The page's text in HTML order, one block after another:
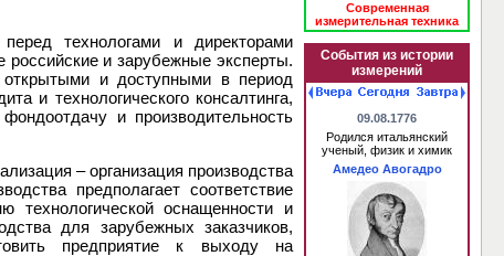
технологами и директорами
российские и зарубежные эксперты.
открытыми и доступными в период
и технологического консалтинга,
и производительность
– организация производства
предполагает соответствие
технологической оснащенности и
для зарубежных заказчиков,
предприятие к выходу на
Современная
измерительная техника
События из истории
измерений
09.08.1776
Родился итальянский
ученый, физик и химик
Амедео Авогадро